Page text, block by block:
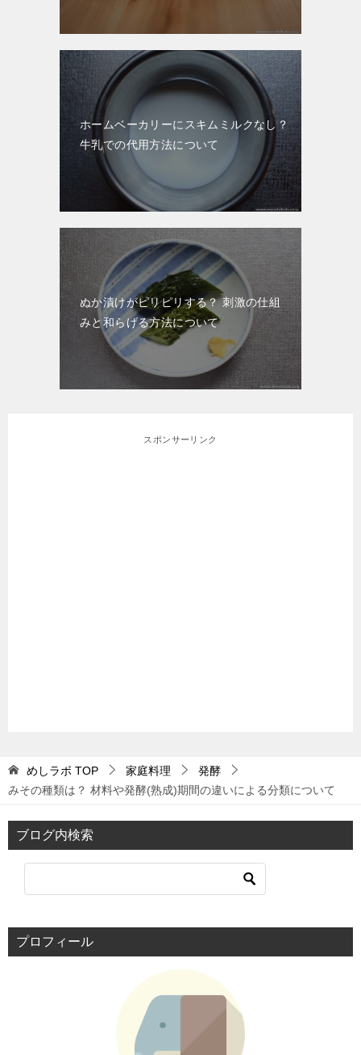
ホームベーカリーにスキムミルクなし？
牛乳での代用方法について
ぬか漬けがピリピリする？ 刺激の仕組
みと和らげる方法について
スポンサーリンク
めしラボ TOP 家庭料理
発酵
みその種類は？ 材料や発酵(熟成)期間の違いによる分類について
ブログ内検索
プロフィール